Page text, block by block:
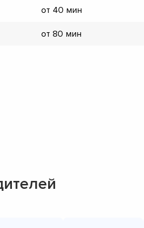
от 40 мин
от 80 мин